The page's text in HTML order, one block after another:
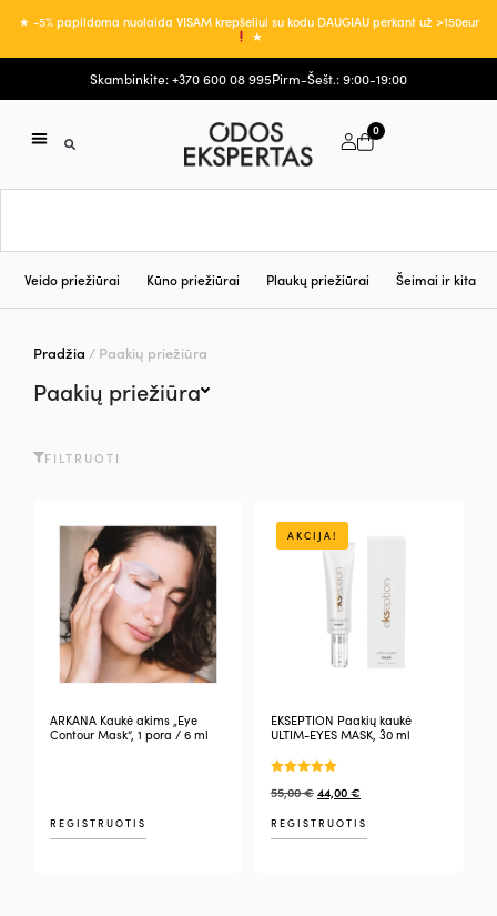
★ -5% papildoma nuolaida VISAM krepšeliui su kodu DAUGIAU perkant už >150eur
★
Skambinkite: +370 600 08 995Pirm-Šešt.: 9:00-19:00
0
Veido priežiūrai Kūno priežiūrai Plaukų priežiūrai Šeimai ir kita
Pradžia / Paakių priežiūra
Paakių priežiūra
FILTRUOTI
ARKANA Kaukė akims „Eye
Contour Mask“, 1 pora / 6 ml
REGISTRUOTIS
AKCIJA!
EKSEPTION Paakių kaukė
ULTIM-EYES MASK, 30 ml
5.00
55,00€44,00€
REGISTRUOTIS